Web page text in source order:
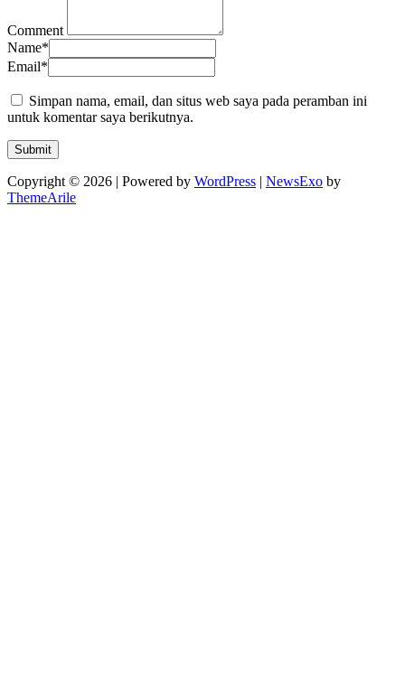
Comment
Name*
Email*
Simpan nama, email, dan situs web saya pada peramban ini
untuk komentar saya berikutnya.
Copyright © 2026 | Powered by WordPress | NewsExo by
ThemeArile